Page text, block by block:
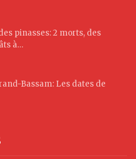
pinasses: 2 morts, des
à…
Bassam: Les dates de